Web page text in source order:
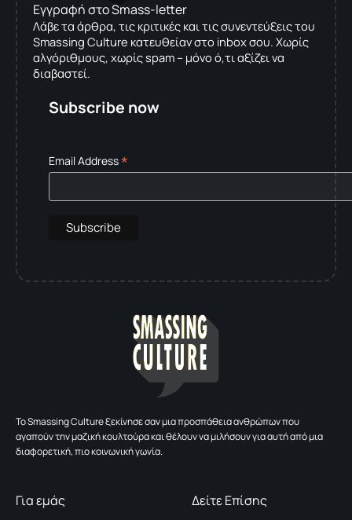
Εγγραφή στο Smass-letter
Λάβε τα άρθρα, τις κριτικές και τις συνεντεύξεις του
Smassing Culture κατευθείαν στο inbox σου. Χωρίς
αλγόριθμους, χωρίς spam – μόνο ό,τι αξίζει να
διαβαστεί.
Subscribe now
Email Address*
To Smassing Culture ξεκίνησε σαν μια προσπάθεια ανθρώπων που
αγαπούν την μαζική κουλτούρα και θέλουν να μιλήσουν για αυτή από μια
διαφορετική, πιο κοινωνική γωνία.
Για εμάς Δείτε Επίσης